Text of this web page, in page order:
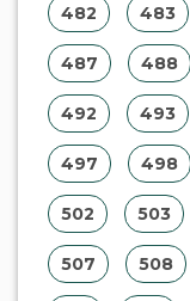
482 483
487 488
492 493
497 498
502 503
507 508